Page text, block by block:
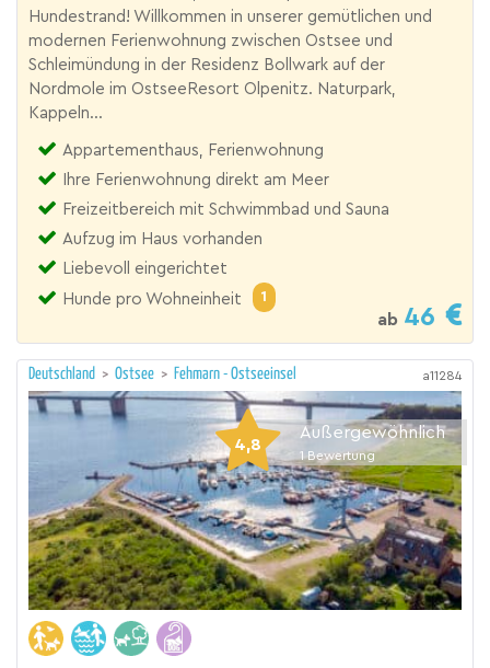
Hundestrand! Willkommen in unserer gemütlichen und
modernen Ferienwohnung zwischen Ostsee und
Schleimündung in der Residenz Bollwark auf der
Nordmole im OstseeResort Olpenitz. Naturpark,
Kappeln...
Appartementhaus, Ferienwohnung
Ihre Ferienwohnung direkt am Meer
Freizeitbereich mit Schwimmbad und Sauna
Aufzug im Haus vorhanden
Liebevoll eingerichtet
Hunde pro Wohneinheit
1
ab 46
Deutschland > Ostsee > Fehmarn - Ostseeinsel a11284
4,8
Außergewöhnlich
1 Bewertung